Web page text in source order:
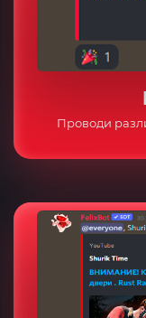
Проводи